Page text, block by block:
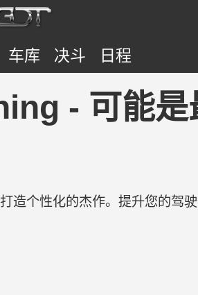
车库 决斗 日程
- 可能是
造个性化的杰作。提升您的驾驶